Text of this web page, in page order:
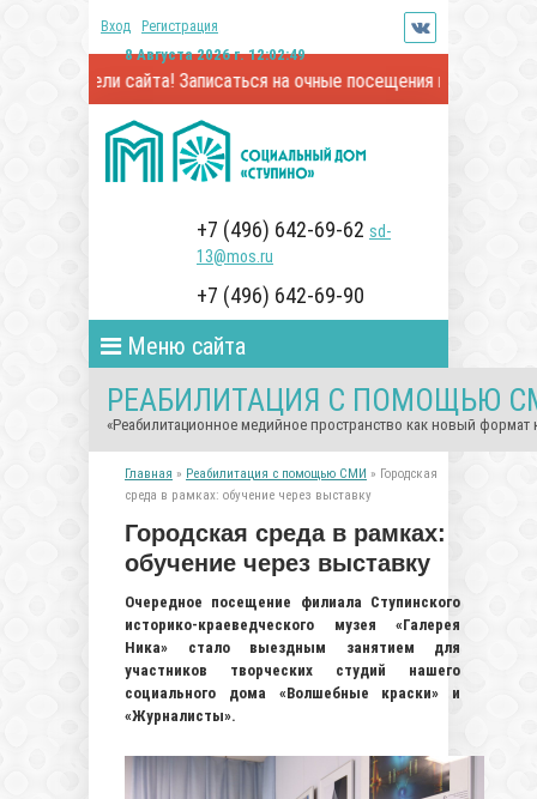
Вход Регистрация
8 Августа 2026 г. 12:02:50
сайта! Записаться на очные посещения и онлайн-встречи с
+7 (496) 642-69-62 sd-
13@mos.ru
+7 (496) 642-69-90
Меню сайта
РЕАБИЛИТАЦИЯ С ПОМОЩЬЮ
«Реабилитационное медийное пространство как новый
Главная » Реабилитация с помощью СМИ » Городская
среда в рамках: обучение через выставку
Городская среда в рамках:
обучение через выставку
Очередное посещение филиала Ступинского
историко-краеведческого музея «Галерея
Ника» стало выездным занятием для
участников творческих студий нашего
социального дома «Волшебные краски» и
«Журналисты».